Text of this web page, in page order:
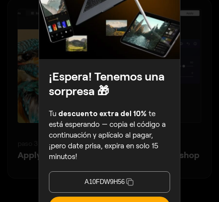
Apply AI tools and come back to Photoshop
¡Espera! Tenemos una
sorpresa 🎁
Tu descuento extra del 10% te
está esperando — copia el código a
continuación y aplícalo al pagar,
¡pero date prisa, expira en solo 15
minutos!
A10FDW9H56